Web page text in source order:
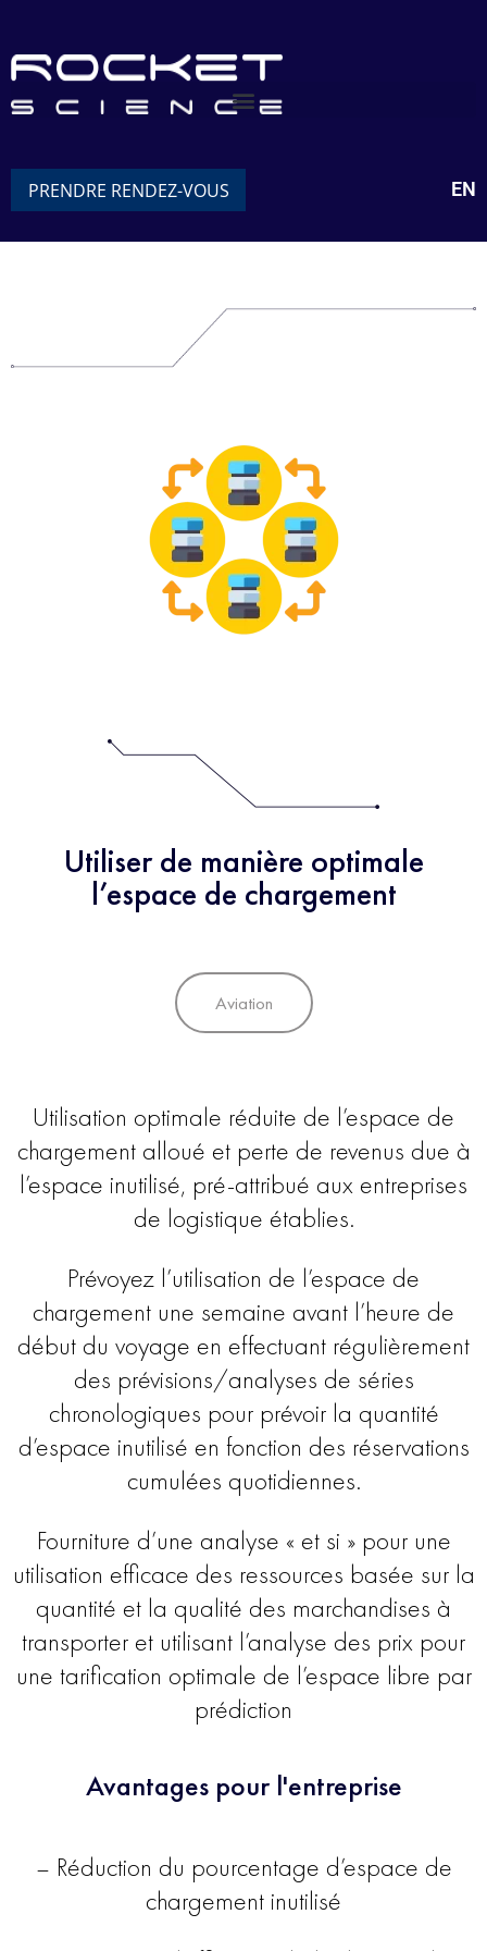
PRENDRE RENDEZ-VOUS EN
Utiliser de manière optimale
l’espace de chargement
Aviation
Utilisation optimale réduite de l’espace de
chargement alloué et perte de revenus due à
l’espace inutilisé, pré-attribué aux entreprises
de logistique établies.
Prévoyez l’utilisation de l’espace de
chargement une semaine avant l’heure de
début du voyage en effectuant régulièrement
des prévisions/analyses de séries
chronologiques pour prévoir la quantité
d’espace inutilisé en fonction des réservations
cumulées quotidiennes.
Fourniture d’une analyse « et si » pour une
utilisation efficace des ressources basée sur la
quantité et la qualité des marchandises à
transporter et utilisant l’analyse des prix pour
une tarification optimale de l’espace libre par
prédiction
Avantages pour l'entreprise
– Réduction du pourcentage d’espace de
chargement inutilisé